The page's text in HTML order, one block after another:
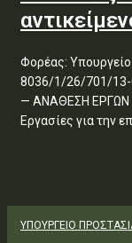
Φορέας:
8036/1/26/701/
— ΑΝΑΘΕΣΗ ΕΡΓΩΝ
Εργασίες για την
ΥΠΟΥΡΓΕΊΟ